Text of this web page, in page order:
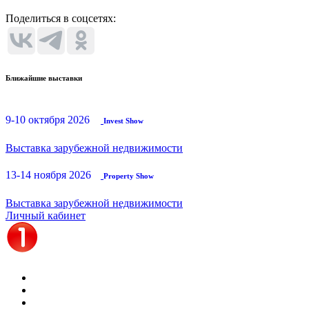
Поделиться в соцсетях:
Ближайшие выставки
9-10 октября 2026 Invest Show
Выставка зарубежной недвижимости
13-14 ноября 2026 Property Show
Выставка зарубежной недвижимости
Личный кабинет